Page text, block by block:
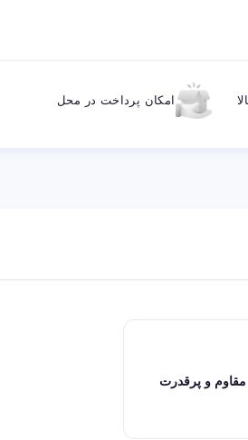
امکان پرداخت در محل